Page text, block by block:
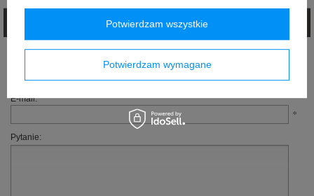
Jeżeli powyższy opis jest dla Ciebie niewystarczający, prześlij nam swoje
pytanie odnośnie tego produktu. Postaramy się odpowiedzieć tak szybko jak
E-mail:
Pytanie:
Potwierdzam wymagane
Potwierdzam wszystkie